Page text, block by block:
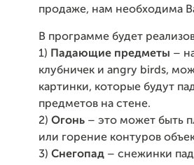
продаже, нам необходима
В программе будет
1) Падающие предметы –
клубничек и angry birds,
картинки, которые будут
предметов на стене.
2) Огонь – это может быть
или горение контуров
3) Снегопад – снежинки